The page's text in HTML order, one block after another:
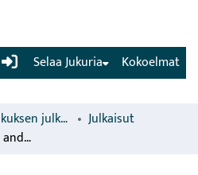
(current) Kokoelmat
Selaa Jukuria
Luonnonvarakeskuksen julkaisut
Julkaisut
Effect of dietary glycine and benzoate level on benzoate metabolism in mink (Mustela vison), blue fox (Alopex lagopus), and raccoon dog (Nyctereutes procyonoides)